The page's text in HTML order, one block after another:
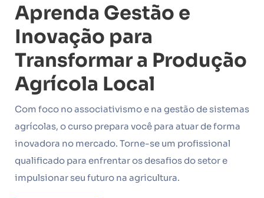
Aprenda Gestão e
Inovação para
Transformar a Produção
Agrícola Local
Com foco no associativismo e na gestão de sistemas
agrícolas, o curso prepara você para atuar de forma
inovadora no mercado. Torne-se um profissional
qualificado para enfrentar os desafios do setor e
impulsionar seu futuro na agricultura.